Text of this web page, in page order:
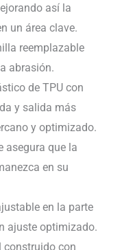
así la
un área clave.
reemplazable
abrasión.
de TPU con
y salida más
y optimizado.
asegura que la
en su
en la parte
ajuste optimizado.
construido con